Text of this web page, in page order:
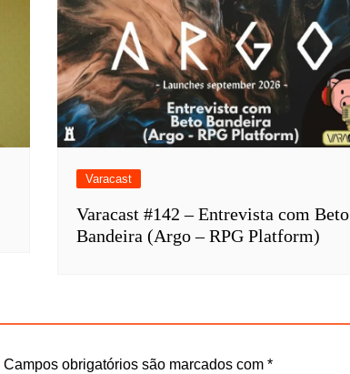
Varacast
Varacast #142 – Entrevista com Beto
Bandeira (Argo – RPG Platform)
Campos obrigatórios são marcados com *